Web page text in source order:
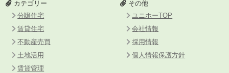
カテゴリー
分譲住宅
賃貸住宅
不動産売買
土地活用
賃貸管理
その他
ユニホーTOP
会社情報
採用情報
個人情報保護方針